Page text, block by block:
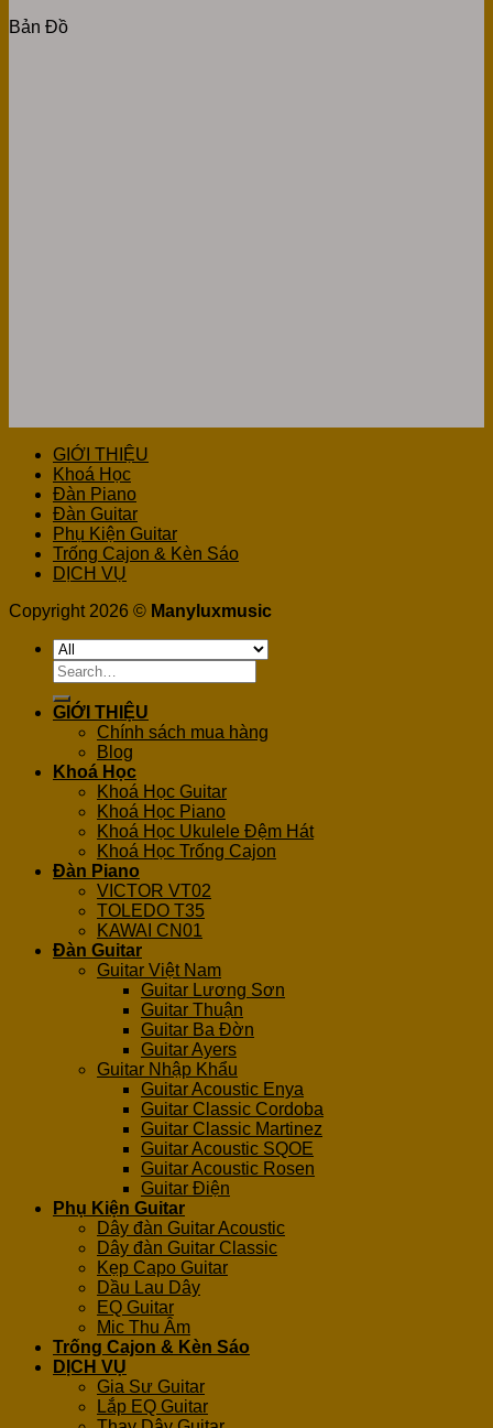
Bản Đồ
GIỚI THIỆU
Khoá Học
Đàn Piano
Đàn Guitar
Phụ Kiện Guitar
Trống Cajon & Kèn Sáo
DỊCH VỤ
Copyright 2026 © Manyluxmusic
Search
for:
GIỚI THIỆU
Chính sách mua hàng
Blog
Khoá Học
Khoá Học Guitar
Khoá Học Piano
Khoá Học Ukulele Đệm Hát
Khoá Học Trống Cajon
Đàn Piano
VICTOR VT02
TOLEDO T35
KAWAI CN01
Đàn Guitar
Guitar Việt Nam
Guitar Lương Sơn
Guitar Thuận
Guitar Ba Đờn
Guitar Ayers
Guitar Nhập Khẩu
Guitar Acoustic Enya
Guitar Classic Cordoba
Guitar Classic Martinez
Guitar Acoustic SQOE
Guitar Acoustic Rosen
Guitar Điện
Phụ Kiện Guitar
Dây đàn Guitar Acoustic
Dây đàn Guitar Classic
Kẹp Capo Guitar
Dầu Lau Dây
EQ Guitar
Mic Thu Âm
Trống Cajon & Kèn Sáo
DỊCH VỤ
Gia Sư Guitar
Lắp EQ Guitar